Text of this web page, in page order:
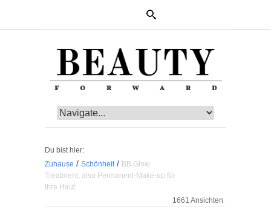
Du bist hier:
Zuhause / Schönheit / BB Glow
Treatment, also Permanent-Make-up für
Ihre Haut
1661 Ansichten